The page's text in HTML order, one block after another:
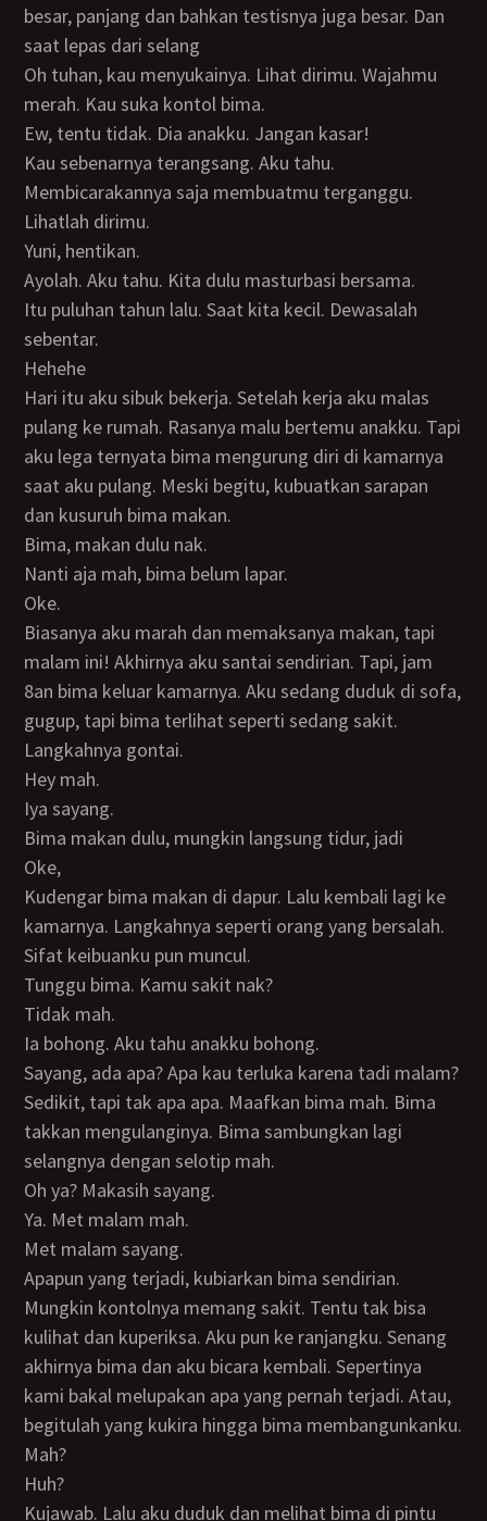
besar, panjang dan bahkan testisnya juga besar. Dan
saat lepas dari selang
Oh tuhan, kau menyukainya. Lihat dirimu. Wajahmu
merah. Kau suka kontol bima.
Ew, tentu tidak. Dia anakku. Jangan kasar!
Kau sebenarnya terangsang. Aku tahu.
Membicarakannya saja membuatmu terganggu.
Lihatlah dirimu.
Yuni, hentikan.
Ayolah. Aku tahu. Kita dulu masturbasi bersama.
Itu puluhan tahun lalu. Saat kita kecil. Dewasalah
sebentar.
Hehehe
Hari itu aku sibuk bekerja. Setelah kerja aku malas
pulang ke rumah. Rasanya malu bertemu anakku. Tapi
aku lega ternyata bima mengurung diri di kamarnya
saat aku pulang. Meski begitu, kubuatkan sarapan
dan kusuruh bima makan.
Bima, makan dulu nak.
Nanti aja mah, bima belum lapar.
Oke.
Biasanya aku marah dan memaksanya makan, tapi
malam ini! Akhirnya aku santai sendirian. Tapi, jam
8an bima keluar kamarnya. Aku sedang duduk di sofa,
gugup, tapi bima terlihat seperti sedang sakit.
Langkahnya gontai.
Hey mah.
Iya sayang.
Bima makan dulu, mungkin langsung tidur, jadi
Oke,
Kudengar bima makan di dapur. Lalu kembali lagi ke
kamarnya. Langkahnya seperti orang yang bersalah.
Sifat keibuanku pun muncul.
Tunggu bima. Kamu sakit nak?
Tidak mah.
Ia bohong. Aku tahu anakku bohong.
Sayang, ada apa? Apa kau terluka karena tadi malam?
Sedikit, tapi tak apa apa. Maafkan bima mah. Bima
takkan mengulanginya. Bima sambungkan lagi
selangnya dengan selotip mah.
Oh ya? Makasih sayang.
Ya. Met malam mah.
Met malam sayang.
Apapun yang terjadi, kubiarkan bima sendirian.
Mungkin kontolnya memang sakit. Tentu tak bisa
kulihat dan kuperiksa. Aku pun ke ranjangku. Senang
akhirnya bima dan aku bicara kembali. Sepertinya
kami bakal melupakan apa yang pernah terjadi. Atau,
begitulah yang kukira hingga bima membangunkanku.
Mah?
Huh?
Kujawab. Lalu aku duduk dan melihat bima di pintu